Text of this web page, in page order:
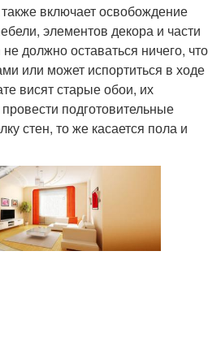
включает освобождение
элементов декора и части
должно оставаться ничего, что
или может испортиться в ходе
висят старые обои, их
подготовительные
стен, то же касается пола и